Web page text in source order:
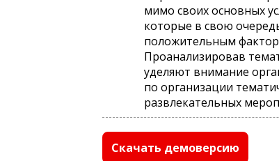
мимо своих основных
которые в свою
положительным
Проанализировав
уделяют внимание
по организации
развлекательных
Скачать демоверсию